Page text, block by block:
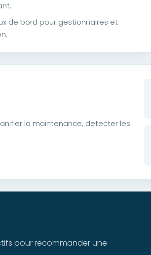
de bord pour gestionnaires et
la maintenance, detecter les
pour recommander une